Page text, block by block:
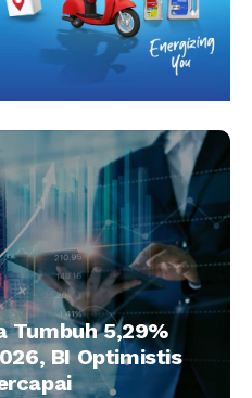
Tumbuh 5,29%
BI Optimistis